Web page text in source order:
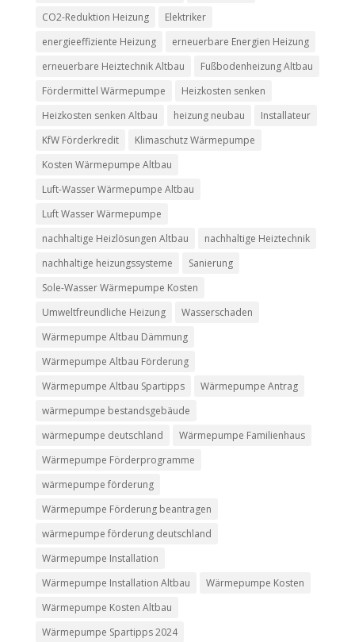
CO2-Reduktion Heizung
Elektriker
energieeffiziente Heizung
erneuerbare Energien Heizung
erneuerbare Heiztechnik Altbau
Fußbodenheizung Altbau
Fördermittel Wärmepumpe
Heizkosten senken
Heizkosten senken Altbau
heizung neubau
Installateur
KfW Förderkredit
Klimaschutz Wärmepumpe
Kosten Wärmepumpe Altbau
Luft-Wasser Wärmepumpe Altbau
Luft Wasser Wärmepumpe
nachhaltige Heizlösungen Altbau
nachhaltige Heiztechnik
nachhaltige heizungssysteme
Sanierung
Sole-Wasser Wärmepumpe Kosten
Umweltfreundliche Heizung
Wasserschaden
Wärmepumpe Altbau Dämmung
Wärmepumpe Altbau Förderung
Wärmepumpe Altbau Spartipps
Wärmepumpe Antrag
wärmepumpe bestandsgebäude
wärmepumpe deutschland
Wärmepumpe Familienhaus
Wärmepumpe Förderprogramme
wärmepumpe förderung
Wärmepumpe Förderung beantragen
wärmepumpe förderung deutschland
Wärmepumpe Installation
Wärmepumpe Installation Altbau
Wärmepumpe Kosten
Wärmepumpe Kosten Altbau
Wärmepumpe Spartipps 2024